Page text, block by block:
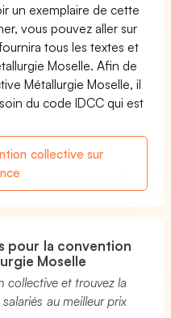
un exemplaire de cette
vous pouvez aller sur
tous les textes et
Moselle. Afin de
Métallurgie Moselle, il
du code IDCC qui est
collective sur
pour la convention
Moselle
collective et trouvez la
au meilleur prix